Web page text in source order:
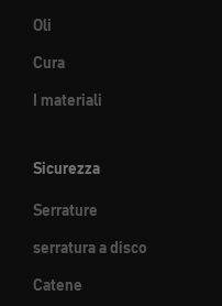
Oli
Cura
I materiali
Sicurezza
Serrature
serratura a disco
Catene